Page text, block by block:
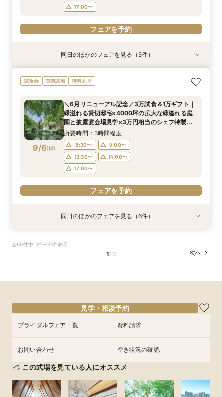
17:00〜
フェアを予約
衣装試着 特典あり
9/5(土)
【少人数プラン相談会】専用の貸切別邸OPEN&
贅沢無料試食
8:30〜
8:45〜
9:00〜
13:30〜
14:00〜
フェアを予約
特典あり
9/5(土)
【神前挙式をご検討の方へ】神殿「凛」見学＆和
フレンチ無料試食
8:30〜
8:45〜
9:00〜
13:30〜
14:00〜
フェアを予約
特典あり
9/5(土)
【初めての式場見学の方も安心】豪華試食付きウ
エディング相談会
8:30〜
8:45〜
9:00〜
13:30〜
14:00〜
フェアを予約
衣装試着 特典あり
9/5(土)
《新チャペルOPEN記念◆8大特典≫木目×ナ
チュラルチャペル体験
8:30〜
8:45〜
9:00〜
13:30〜
14:00〜
フェアを予約
衣装試着 特典あり
9/5(土)
マイナビ限定【料理重視派必見】和牛フィレ肉×
懐石フレンチコース美食会
8:30〜
8:45〜
9:00〜
13:30〜
14:00〜
フェアを予約
同日のほかのフェアを見る（5件）
試食会 衣装試着 特典あり
9/6(日)
＼6月リニューアル記念／3万試食＆1万ギフト｜
緑溢れる貸切邸宅×4000坪の広大な緑溢れる庭
園と披露宴会場見学×3万円相当のシェフ特製国
産牛無料試食×心配な見積りもシュミレーション
相談
所要時間：3時間程度
8:30〜
9:00〜
13:30〜
14:00〜
17:00〜
フェアを予約
衣装試着 特典あり
9/6
贅沢無料試食
特典あり
9/6
フレンチ無料試食
特典あり
9/6
エディング相談会
衣装試着 特典あり
9/6
チュラルチャペル体験
衣装試着 特典あり
9/6
懐石フレンチコース美食会
衣装試着 特典あり
9/6
懐石フレンチコース美食会
同日のほかのフェアを見る（6件）
全60件中 1件〜20件表示
123 次へ
見学・相談予約
ブライダルフェア一覧 資料請求
お問い合わせ 空き状況の確認
この式場を見ている人にオススメ